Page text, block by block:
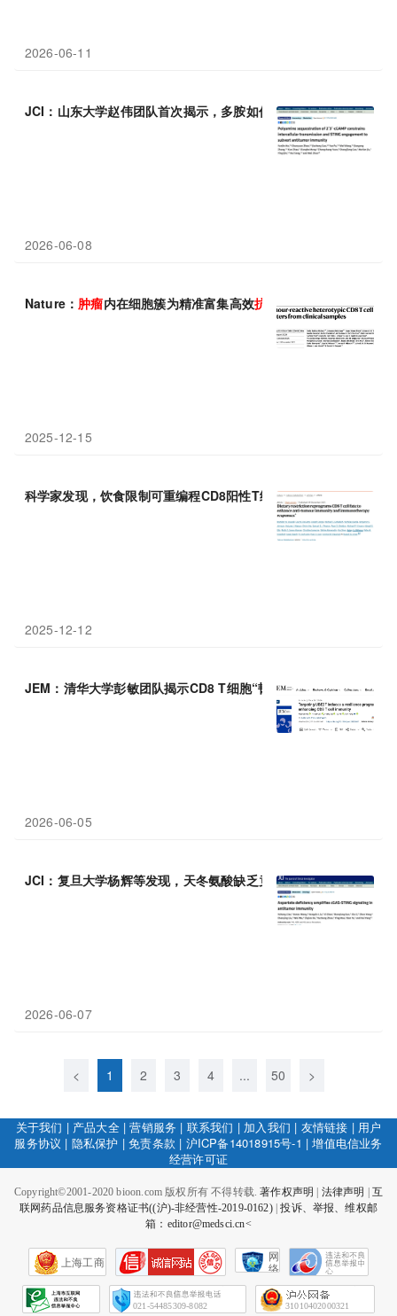
2026-06-11
JCI：山东大学赵伟团队首次揭示，多胺如何“扣押”cGAMP，抑制
2026-06-08
Nature： 肿瘤内在细胞簇为精准富集高效抗肿瘤T细胞提供新方案
2025-12-15
科学家发现，饮食限制可重编程CD8阳性T细胞，增强其抗肿瘤活
2025-12-12
JEM：清华大学彭敏团队揭示CD8 T细胞“韧性”程序及其抗病毒和
2026-06-05
JCI：复旦大学杨辉等发现，天冬氨酸缺乏竟能“点燃”cGAS-
2026-06-07
< 1 2 3 4 ... 50 >
关于我们 | 产品大全|营销服务 | 联系我们 | 加入我们 | 友情链接 | 用户
服务协议 | 隐私保护 |免责条款 | 沪ICP备14018915号-1 |增值电信业务
经营许可证
Copyright©2001-2020 bioon.com 版权所有 不得转载.著作权声明 法律声明
互
联网药品信息服务资格证书((沪)-非经营性-2019-0162)|投诉、举报、维权邮
箱：editor@medsci.cn<
上海工商
网
络
会
征
021-54485309-8082 31010402000321